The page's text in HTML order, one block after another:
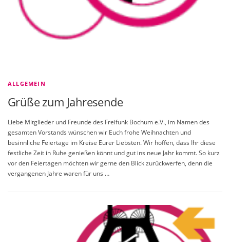
ALLGEMEIN
Grüße zum Jahresende
Liebe Mitglieder und Freunde des Freifunk Bochum e.V., im Namen des
gesamten Vorstands wünschen wir Euch frohe Weihnachten und
besinnliche Feiertage im Kreise Eurer Liebsten. Wir hoffen, dass Ihr diese
festliche Zeit in Ruhe genießen könnt und gut ins neue Jahr kommt. So kurz
vor den Feiertagen möchten wir gerne den Blick zurückwerfen, denn die
vergangenen Jahre waren für uns …